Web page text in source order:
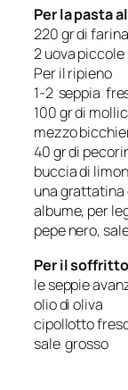
Per la pasta
220 gr di
2 uova piccole
Per il ripieno
1-2 seppia
100 gr di
mezzo
40 gr di
buccia di
una grattatina
albume, per
pepe nero,
Per il
le seppie
olio di oliva
cipollotto
sale grosso